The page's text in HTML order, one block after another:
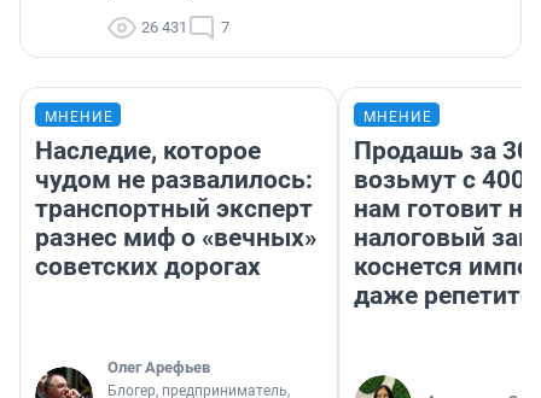
26 431 7
МНЕНИЕ
Наследие, которое
чудом не развалилось:
транспортный эксперт
разнес миф о «вечных»
советских дорогах
Олег Арефьев
Блогер, предприниматель,
МНЕНИЕ
Продашь за
возьмут с
нам готовит
налоговый
коснется
даже